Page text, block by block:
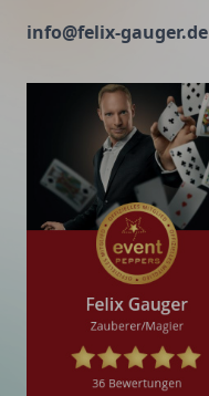
info@felix-gauger.de